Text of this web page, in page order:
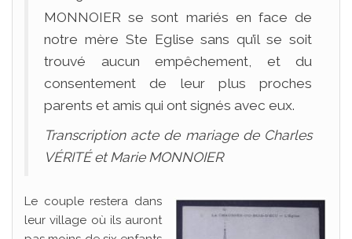
MONNOIER se sont mariés en face de
notre mère Ste Eglise sans qu’il se soit
trouvé aucun empêchement, et du
consentement de leur plus proches
parents et amis qui ont signés avec eux.
Transcription acte de mariage de Charles
VÉRITÉ et Marie MONNOIER
Le couple restera dans
leur village où ils auront